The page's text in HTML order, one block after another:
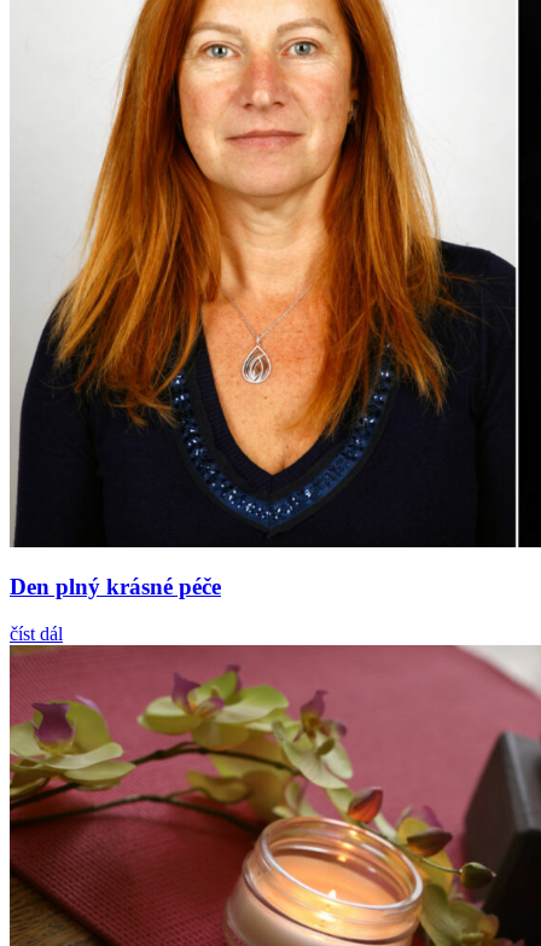
Den plný krásné péče
číst dál